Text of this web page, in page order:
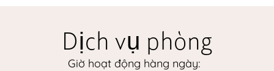
Dịch vụ phòng
Giờ hoạt động hàng ngày: